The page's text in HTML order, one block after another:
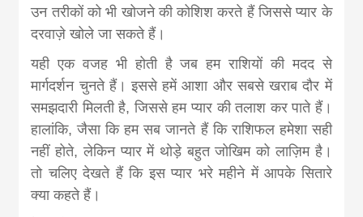
उन तरीकों को भी खोजने की कोशिश करते हैं जिससे प्यार के
दरवाज़े खोले जा सकते हैं।
यही एक वजह भी होती है जब हम राशियों की मदद से
मार्गदर्शन चुनते हैं। इससे हमें आशा और सबसे खराब दौर में
समझदारी मिलती है, जिससे हम प्यार की तलाश कर पाते हैं।
हालांकि, जैसा कि हम सब जानते हैं कि राशिफल हमेशा सही
नहीं होते, लेकिन प्यार में थोड़े बहुत जोखिम को लाज़िम है।
तो चलिए देखते हैं कि इस प्यार भरे महीने में आपके सितारे
क्या कहते हैं।